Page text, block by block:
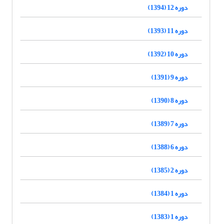
دوره 12 (1394)
دوره 11 (1393)
دوره 10 (1392)
دوره 9 (1391)
دوره 8 (1390)
دوره 7 (1389)
دوره 6 (1388)
دوره 2 (1385)
دوره 1 (1384)
دوره 1 (1383)